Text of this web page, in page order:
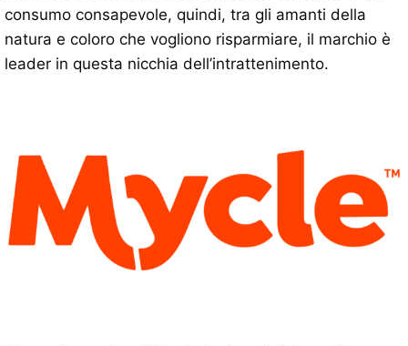
consumo consapevole, quindi, tra gli amanti della
natura e coloro che vogliono risparmiare, il marchio è
leader in questa nicchia dell’intrattenimento.